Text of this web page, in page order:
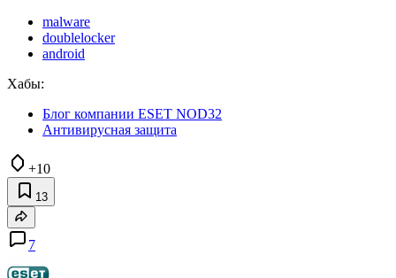
malware
doublelocker
android
Хабы:
Блог компании ESET NOD32
Антивирусная защита
+10
13
7